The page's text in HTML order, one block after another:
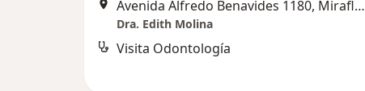
Avenida Alfredo Benavides 1180, Miraflores
Dra. Edith Molina
Visita Odontología